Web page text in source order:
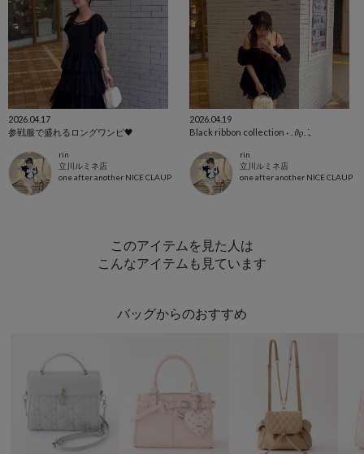
2026.04.17
参戦服で盛れるロングワンピ🖤
rin
立川ルミネ店
one after another NICE CLAUP
2026.04.19
Black ribbon collection ˖ . ݁𝜗𝜚. ݁₊
rin
立川ルミネ店
one after another NICE CLAUP
このアイテムを見た人は
こんなアイテムも見ています
バッグからのおすすめ